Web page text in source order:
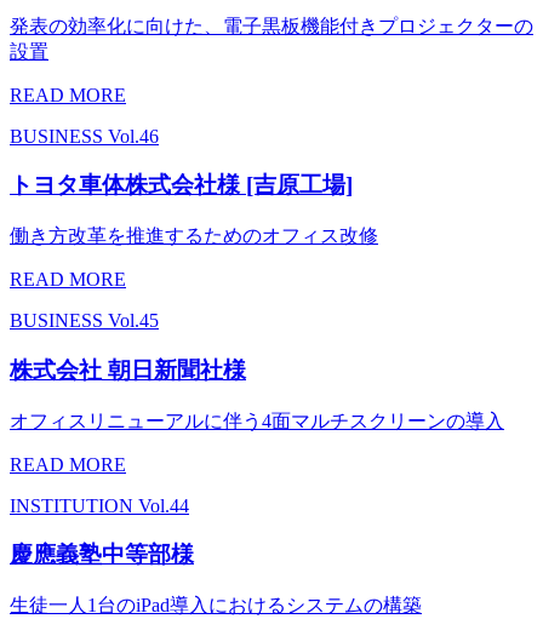
発表の効率化に向けた、電子黒板機能付きプロジェクターの
設置
READ MORE
BUSINESS Vol.46
トヨタ車体株式会社様 [吉原工場]
働き方改革を推進するためのオフィス改修
READ MORE
BUSINESS Vol.45
株式会社 朝日新聞社様
オフィスリニューアルに伴う4面マルチスクリーンの導入
READ MORE
INSTITUTION Vol.44
慶應義塾中等部様
生徒一人1台のiPad導入におけるシステムの構築